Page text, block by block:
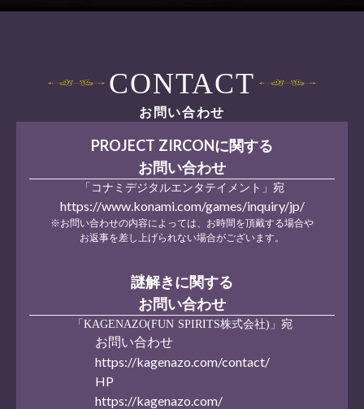
CONTACT
お問い合わせ
PROJECT ZIRCONに関する
お問い合わせ
「コナミデジタルエンタテイメント」宛
https://www.konami.com/games/inquiry/jp/
※お問い合わせの内容によっては、お時間を頂戴する場合や
お返事を差し上げられない場合がございます。
謎解きに関する
お問い合わせ
「KAGENAZO(FUN SPIRITS株式会社)」宛
お問い合わせ
https://kagenazo.com/contact/
HP
https://kagenazo.com/